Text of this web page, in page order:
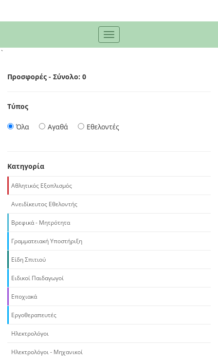
Toggle
navigation
`
Προσφορές - Σύνολο: 0
Τύπος
Όλα Αγαθά Εθελοντές
Κατηγορία
Αθλητικός Εξοπλισμός
Ανειδίκευτος Εθελοντής
Βρεφικά - Μητρότητα
Γραμματειακή Υποστήριξη
Είδη Σπιτιού
Ειδικοί Παιδαγωγοί
Εποχιακά
Εργοθεραπευτές
Ηλεκτρολόγοι
Ηλεκτρολόγοι - Μηχανικοί